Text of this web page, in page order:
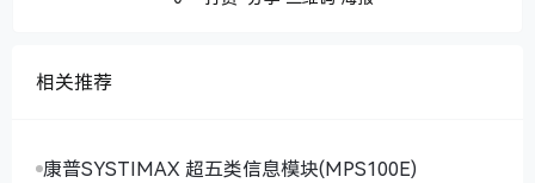
相关推荐
康普SYSTIMAX 超五类信息模块(MPS100E)